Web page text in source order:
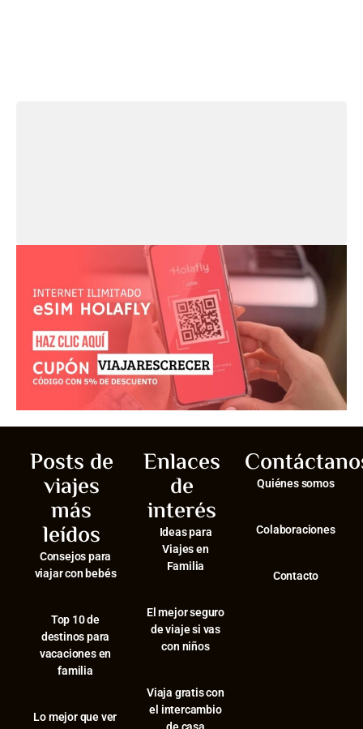
Posts de
viajes
más
leídos
Consejos para
viajar con bebés
⁠Top 10 de
destinos para
vacaciones en
familia
⁠Lo mejor que ver
Enlaces
de
interés
Ideas para
Viajes en
Familia
El mejor seguro
de viaje si vas
con niños
Viaja gratis con
el intercambio
Quiénes somos
Colaboraciones
Contacto